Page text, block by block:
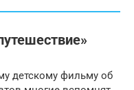
детскому фильму об